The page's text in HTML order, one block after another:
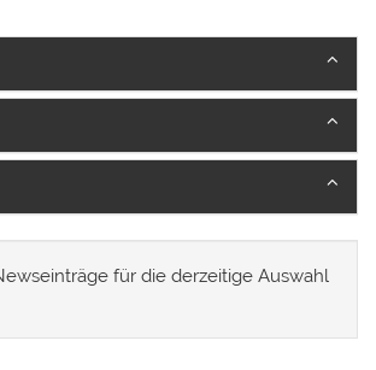
für die derzeitige Auswahl